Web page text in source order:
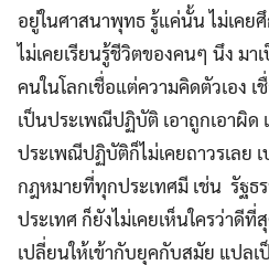
อยู่ในศาสนาพุทธ รู้แค่นั้น ไม่เคย
ไม่เคยเรียนรู้ชีวิตของคนๆ นึง มา
คนในโลกเชื่อแต่ความคิดตัวเอง
เป็นประเพณีปฏิบัติ เอาถูกเอาผิด
ประเพณีปฏิบัติก็ไม่เคยถาวรเลย
กฎหมายที่ทุกประเทศมี เช่น รัฐ
ประเทศ ก็ยังไม่เคยเห็นใครว่าดี
เปลี่ยนให้เข้ากับยุคกับสมัย แปลเ